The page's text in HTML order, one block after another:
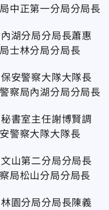
中正第一分局分局長
湖分局分局長蕭惠
士林分局分局長
安警察大隊大隊長
察局內湖分局分局長
書室主任謝博賢調
警察大隊大隊長
山第二分局分局長
局松山分局分局長
園分局分局長陳義